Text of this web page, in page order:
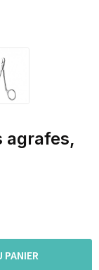
agrafes,
PANIER